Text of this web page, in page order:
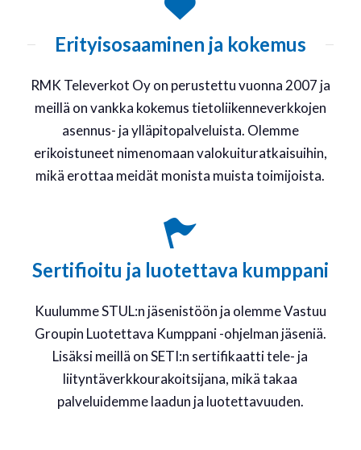
Erityisosaaminen ja kokemus
RMK Televerkot Oy on perustettu vuonna 2007 ja
meillä on vankka kokemus tietoliikenneverkkojen
asennus- ja ylläpitopalveluista. Olemme
erikoistuneet nimenomaan valokuituratkaisuihin,
mikä erottaa meidät monista muista toimijoista.
Sertifioitu ja luotettava kumppani
Kuulumme STUL:n jäsenistöön ja olemme Vastuu
Groupin Luotettava Kumppani -ohjelman jäseniä.
Lisäksi meillä on SETI:n sertifikaatti tele- ja
liityntäverkkourakoitsijana, mikä takaa
palveluidemme laadun ja luotettavuuden.